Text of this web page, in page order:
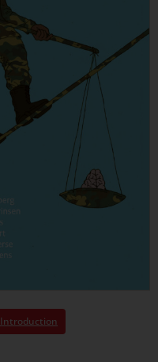
Introduction